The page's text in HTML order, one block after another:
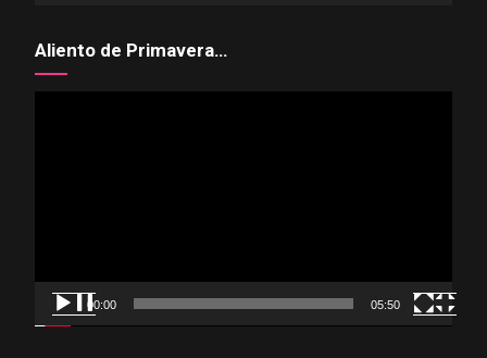
Aliento de Primavera…
00:00 05:50